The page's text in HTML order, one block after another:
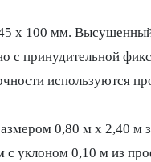
х 100 мм.
с принудительной
используются
0,80 м x 2,40 м
уклоном 0,10 м из